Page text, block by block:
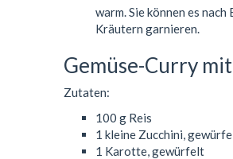
warm. Sie können es
Kräutern garnieren.
Gemüse-Curry
Zutaten:
100 g Reis
1 kleine Zucchini,
1 Karotte, gewürfelt